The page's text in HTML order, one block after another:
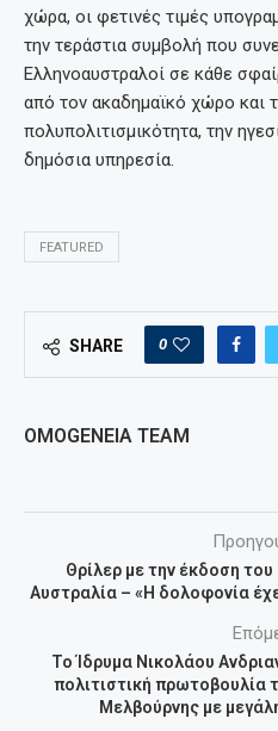
χώρα, οι φετινές τιμές
την τεράστια συμβολή που
Ελληνοαυστραλοί σε κάθε
από τον ακαδημαϊκό χώρο και
πολυπολιτισμικότητα, την
δημόσια υπηρεσία.
FEATURED
SHARE 0
OMOGENEIA TEAM
Θρίλερ με την έκδοση
Αυστραλία – «Η δολοφονία
Το Ίδρυμα Νικολάου
πολιτιστική πρωτοβουλία
Μελβούρνης με